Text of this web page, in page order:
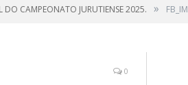
CAMPEONATO JURUTIENSE 2025. »
0